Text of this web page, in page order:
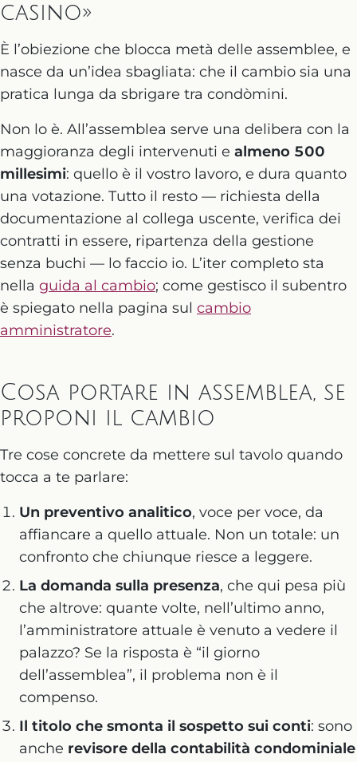
casino»
È l’obiezione che blocca metà delle assemblee, e
nasce da un’idea sbagliata: che il cambio sia una
pratica lunga da sbrigare tra condòmini.
Non lo è. All’assemblea serve una delibera con la
maggioranza degli intervenuti e almeno 500
millesimi: quello è il vostro lavoro, e dura quanto
una votazione. Tutto il resto — richiesta della
documentazione al collega uscente, verifica dei
contratti in essere, ripartenza della gestione
senza buchi — lo faccio io. L’iter completo sta
nella guida al cambio; come gestisco il subentro
è spiegato nella pagina sul cambio
amministratore.
Cosa portare in assemblea, se
proponi il cambio
Tre cose concrete da mettere sul tavolo quando
tocca a te parlare:
Un preventivo analitico, voce per voce, da
affiancare a quello attuale. Non un totale: un
confronto che chiunque riesce a leggere.
La domanda sulla presenza, che qui pesa più
che altrove: quante volte, nell’ultimo anno,
l’amministratore attuale è venuto a vedere il
palazzo? Se la risposta è “il giorno
dell’assemblea”, il problema non è il
compenso.
Il titolo che smonta il sospetto sui conti: sono
anche revisore della contabilità condominiale